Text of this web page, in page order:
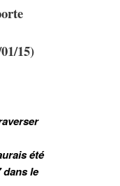
15)
été
dans le